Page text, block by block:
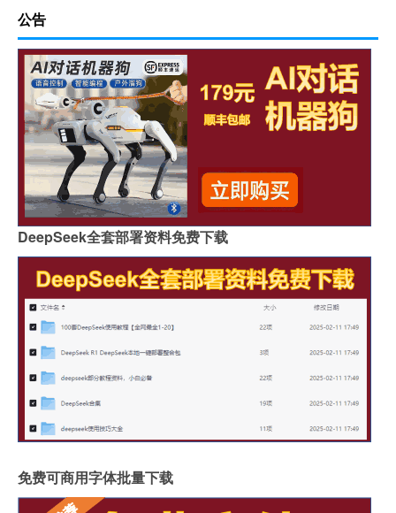
公告
DeepSeek全套部署资料免费下载
免费可商用字体批量下载